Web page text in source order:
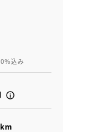
％込み